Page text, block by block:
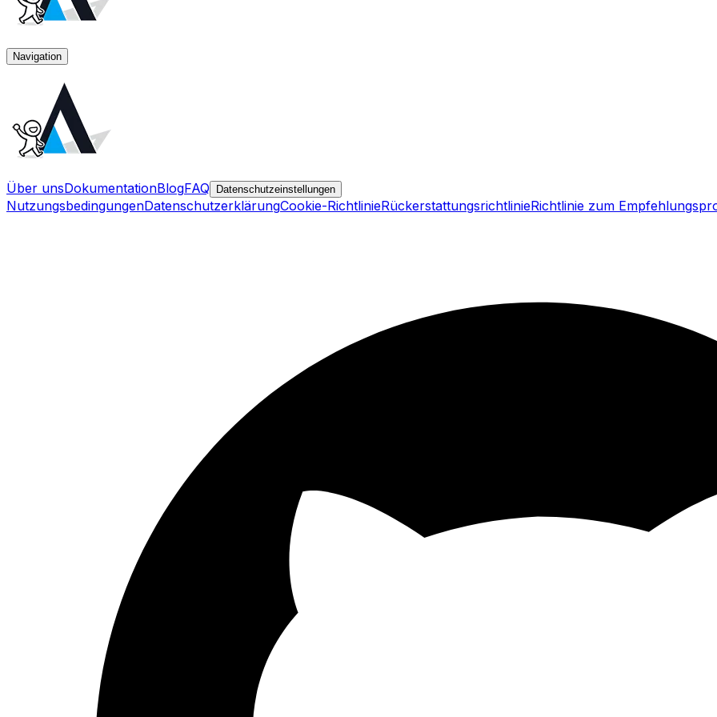
Navigation
Über unsDokumentationBlogFAQ Datenschutzeinstellungen
NutzungsbedingungenDatenschutzerklärungCookie-RichtlinieRückerstattungsrichtlinieRichtlinie zum